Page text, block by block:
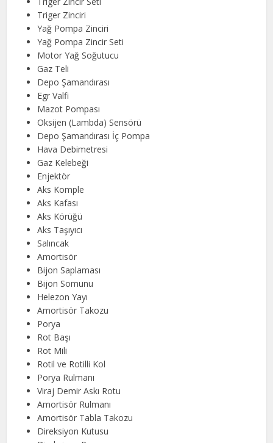
Triger Zinciri
Yağ Pompa Zinciri
Yağ Pompa Zincir Seti
Motor Yağ Soğutucu
Gaz Teli
Depo Şamandırası
Egr Valfi
Mazot Pompası
Oksijen (Lambda) Sensörü
Depo Şamandırası İç Pompa
Hava Debimetresi
Gaz Kelebeği
Enjektör
Aks Komple
Aks Kafası
Aks Körüğü
Aks Taşıyıcı
Salıncak
Amortisör
Bijon Saplaması
Bijon Somunu
Helezon Yayı
Amortisör Takozu
Porya
Rot Başı
Rot Mili
Rotil ve Rotilli Kol
Porya Rulmanı
Viraj Demir Askı Rotu
Amortisör Rulmanı
Amortisör Tabla Takozu
Direksiyon Kutusu